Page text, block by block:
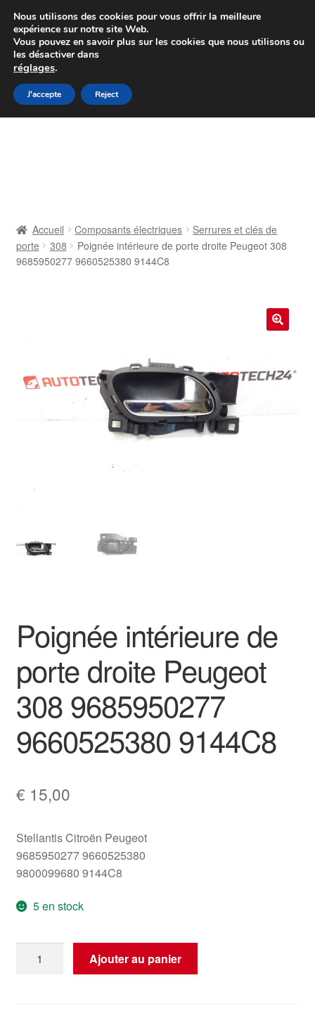
Colissimo livraison à partir de 7 EUR
Du lundi au vendredi de 9 h à 16 h
Aller
à
Aller
au
Contact
Procédure de Réclamation
Accueil Composants électriques
Serrures et clés de
porte
308
Poignée intérieure de porte droite Peugeot 308
9685950277 9660525380 9144C8
Poignée intérieure de
porte droite Peugeot
308 9685950277
9660525380 9144C8
€ 15,00
Stellantis Citroën Peugeot
9685950277 9660525380
9800099680 9144C8
5 en stock
Ajouter au panier
Nous utilisons des cookies pour vous offrir la meilleure
expérience sur notre site Web.
Vous pouvez en savoir plus sur les cookies que nous utilisons ou
les désactiver dans
réglages.
J'accepte Reject